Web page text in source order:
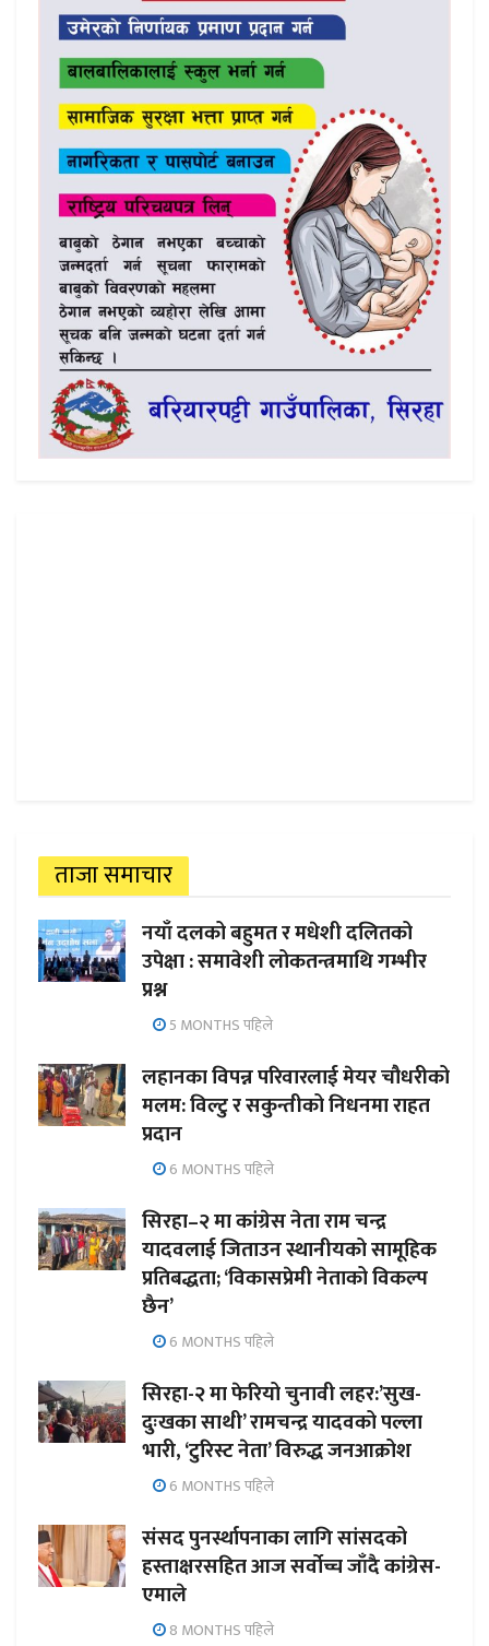
ताजा समाचार
नयाँ दलको बहुमत र मधेशी दलितको
उपेक्षा : समावेशी लोकतन्त्रमाथि गम्भीर
प्रश्न
5 MONTHS पहिले
लहानका विपन्न परिवारलाई मेयर चौधरीको
मलम: विल्टु र सकुन्तीको निधनमा राहत
प्रदान
6 MONTHS पहिले
सिरहा–२ मा कांग्रेस नेता राम चन्द्र
यादवलाई जिताउन स्थानीयको सामूहिक
प्रतिबद्धता; ‘विकासप्रेमी नेताको विकल्प
छैन’
6 MONTHS पहिले
सिरहा-२ मा फेरियो चुनावी लहर:’सुख-
दुःखका साथी’ रामचन्द्र यादवको पल्ला
भारी, ‘टुरिस्ट नेता’ विरुद्ध जनआक्रोश
6 MONTHS पहिले
संसद पुनर्स्थापनाका लागि सांसदको
हस्ताक्षरसहित आज सर्वोच्च जाँदै कांग्रेस-
एमाले
8 MONTHS पहिले